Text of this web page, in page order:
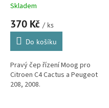
Skladem
370 Kč / ks
Do košíku
Pravý čep řízení Moog pro
Citroen C4 Cactus a Peugeot
208, 2008.